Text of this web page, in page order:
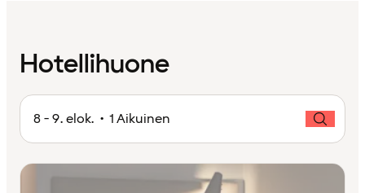
Hotellihuone
8 - 9. elok. • 1 Aikuinen